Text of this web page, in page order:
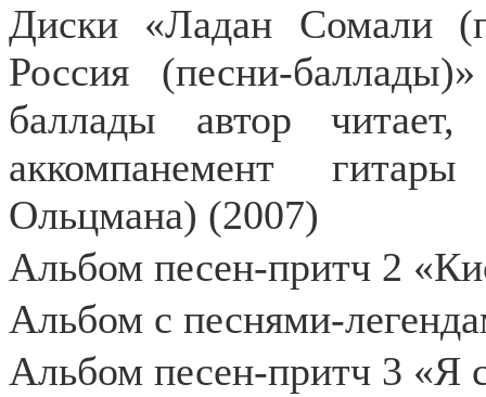
Диски «Ладан Сомали
Россия (песни-
баллады автор
аккомпанемент
Ольцмана) (2007)
Альбом песен-притч 2
Альбом с песнями-
Альбом песен-притч 3 «Я